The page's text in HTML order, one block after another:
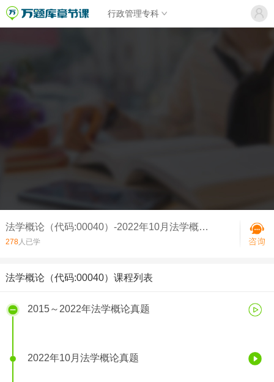
行政管理专科
法学概论（代码:00040）-2022年10月法学概论真题
278人已学
法学概论（代码:00040）课程列表
2015～2022年法学概论真题
2022年10月法学概论真题